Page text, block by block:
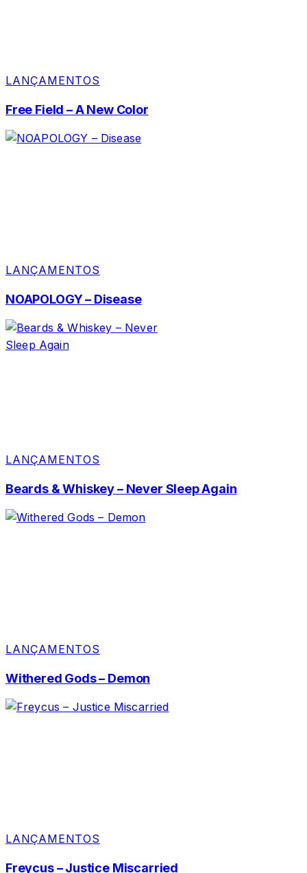
LANÇAMENTOS
Free Field – A New Color
LANÇAMENTOS
NOAPOLOGY – Disease
LANÇAMENTOS
Beards & Whiskey – Never Sleep Again
LANÇAMENTOS
Withered Gods – Demon
LANÇAMENTOS
Freycus – Justice Miscarried